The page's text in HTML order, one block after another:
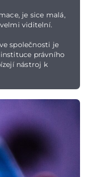
je sice malá,
viditelní.
společnosti je
právního
nástroj k